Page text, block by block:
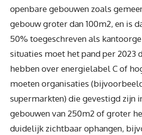
openbare gebouwen zoals
gebouw groter dan 100m2, en is
50% toegeschreven als
situaties moet het pand per 2023
hebben over energielabel C of
moeten organisaties
supermarkten) die gevestigd zijn
gebouwen van 250m2 of groter
duidelijk zichtbaar ophangen,